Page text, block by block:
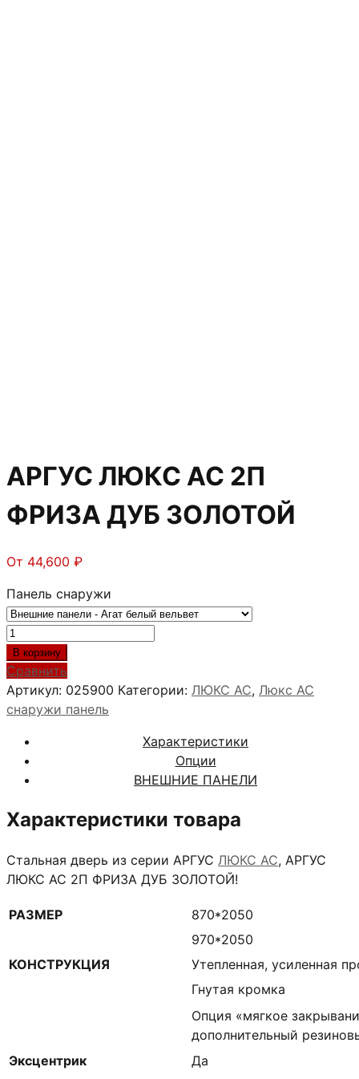
АРГУС ЛЮКС АС 2П
ФРИЗА ДУБ ЗОЛОТОЙ
От 44,600 ₽
Панель снаружи
Количество
товара
АРГУС
ЛЮКС
АС
ФРИЗА
ДУБ
ЗОЛОТОЙ
В корзину
Сравнить
Артикул: 025900 Категории: ЛЮКС АС, Люкс АС
снаружи панель
Характеристики
Опции
ВНЕШНИЕ ПАНЕЛИ
Характеристики товара
Стальная дверь из серии АРГУС ЛЮКС АС, АРГУС
ЛЮКС АС 2П ФРИЗА ДУБ ЗОЛОТОЙ!
РАЗМЕР
870*2050
970*2050
КОНСТРУКЦИЯ
Утепленная, усиленная
Гнутая кромка
Опция «мягкое
дополнительный
Эксцентрик
Да